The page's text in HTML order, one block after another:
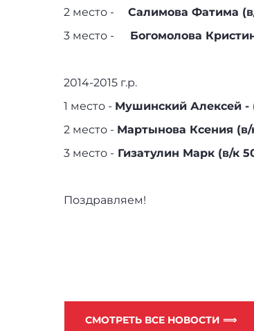
2 место - Салимова Фатима (в/
3 место -
Богомолова
2014-2015 г.р.
1 место - Мушинский Алексей -
2 место - Мартынова Ксения
3 место - Гизатулин Марк (в/
Поздравляем!
СМОТРЕТЬ ВСЕ НОВОСТИ ⟹